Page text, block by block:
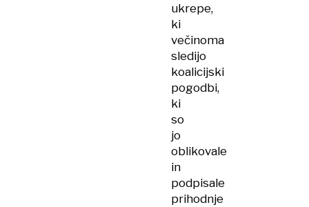
ukrepe,
ki
večinoma
sledijo
koalicijski
pogodbi,
ki
so
jo
oblikovale
in
podpisale
prihodnje